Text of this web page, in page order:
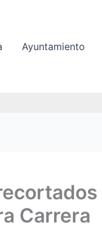
Ayuntamiento
Carrera